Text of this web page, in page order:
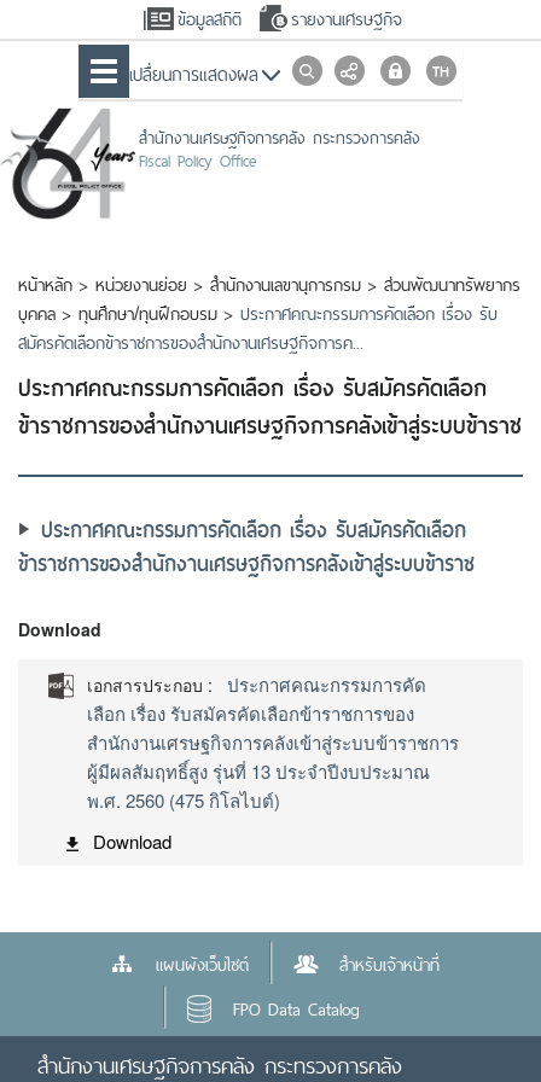
ข้อมูลสถิติ รายงานเศรษฐกิจ
เปลื่ยนการแสดงผล
สำนักงานเศรษฐกิจการคลัง กระทรวงการคลัง
Fiscal Policy Office
หน้าหลัก > หน่วยงานย่อย > สำนักงานเลขานุการกรม > ส่วนพัฒนาทรัพยากร
บุคคล > ทุนศึกษา/ทุนฝึกอบรม > ประกาศคณะกรรมการคัดเลือก เรื่อง รับ
สมัครคัดเลือกข้าราชการของสำนักงานเศรษฐกิจการค...
ประกาศคณะกรรมการคัดเลือก เรื่อง รับสมัครคัดเลือก
ข้าราชการของสำนักงานเศรษฐกิจการคลังเข้าสู่ระบบข้าราช
ประกาศคณะกรรมการคัดเลือก เรื่อง รับสมัครคัดเลือก
ข้าราชการของสำนักงานเศรษฐกิจการคลังเข้าสู่ระบบข้าราช
Download
เอกสารประกอบ :
ประกาศคณะกรรมการคัด
เลือก เรื่อง รับสมัครคัดเลือกข้าราชการของ
สำนักงานเศรษฐกิจการคลังเข้าสู่ระบบข้าราชการ
ผู้มีผลสัมฤทธิ์สูง รุ่นที่ 13 ประจำปีงบประมาณ
พ.ศ. 2560 (475 กิโลไบต์)
Download
แผนผังเว็บไซต์
สำหรับเจ้าหน้าที่
FPO Data Catalog
สำนักงานเศรษฐกิจการคลัง กระทรวงการคลัง